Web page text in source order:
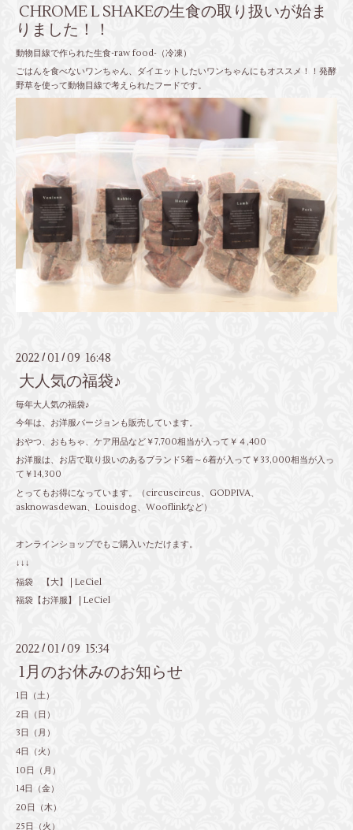
CHROME L SHAKEの生食の取り扱いが始ま
りました！！
動物目線で作られた生食-raw food-（冷凍）
ごはんを食べないワンちゃん、ダイエットしたいワンちゃんにもオススメ！！発酵
野草を使って動物目線で考えられたフードです。
2022 /01 /09 16:48
大人気の福袋♪
毎年大人気の福袋♪
今年は、お洋服バージョンも販売しています。
おやつ、おもちゃ、ケア用品など￥7,700相当が入って￥４,400
お洋服は、お店で取り扱いのあるブランド5着～6着が入って￥33,000相当が入っ
て￥14,300
とってもお得になっています。（circuscircus、GODPIVA、
asknowasdewan、Louisdog、Wooflinkなど）
オンラインショップでもご購入いただけます。
↓↓↓
福袋 【大】 | LeCiel
福袋【お洋服】 | LeCiel
2022 /01 /09 15:34
1月のお休みのお知らせ
1日（土）
2日（日）
3日（月）
4日（火）
10日（月）
14日（金）
20日（木）
25日（火）